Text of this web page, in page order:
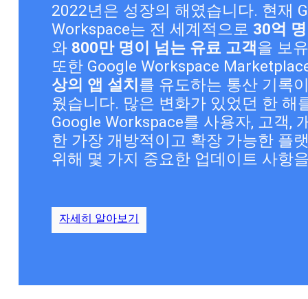
2022년은 성장의 해였습니다. 현재
Workspace는 전 세계적으로 30억
와 800만 명이 넘는 유료 고객을 보
또한 Google Workspace
상의 앱 설치 를 유도하는 통산 기록
웠습니다. 많은 변화가 있었던 한 해
Google Workspace를 사용자, 고객,
한 가장 개방적이고 확장 가능한 플
자세히 알아보기